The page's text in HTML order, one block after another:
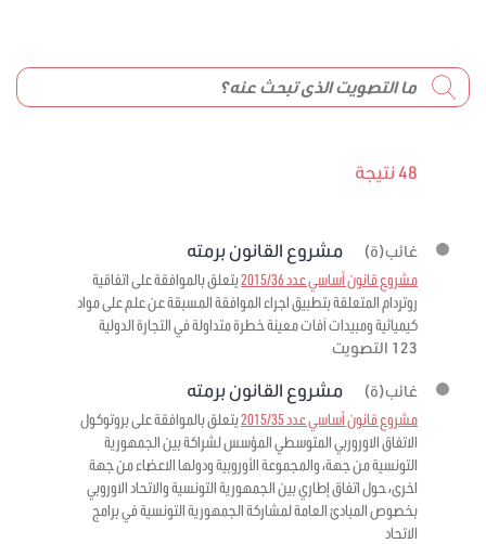
48 نتيجة
غائب(ة) مشروع القانون برمته
مشروع قانون أساسي عدد 2015/36
يتعلق بالموافقة على اتفاقية
روتردام المتعلقة بتطبيق اجراء الموافقة المسبقة عن علم على مواد
كيميائية ومبيدات آفات معينة خطرة متداولة في التجارة الدولية
123 التصويت
غائب(ة) مشروع القانون برمته
مشروع قانون أساسي عدد 2015/35
يتعلق بالموافقة على بروتوكول
الاتفاق الاوروربي المتوسطي المؤسس لشراكة بين الجمهورية
التونسية من جهة، والمجموعة الأوروبية ودولها الاعضاء من جهة
اخرى، حول اتفاق إطاري بين الجمهورية التونسية والاتحاد الاوروبي
بخصوص المبادئ العامة لمشاركة الجمهورية التونسية في برامج
الاتحاد